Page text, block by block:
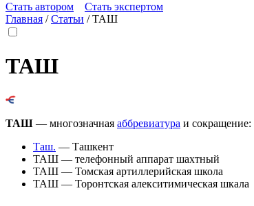
Стать автором
Стать экспертом
Главная /Статьи /ТАШ
ТАШ
ТАШ — многозначная аббревиатура и сокращение:
Таш. — Ташкент
ТАШ — телефонный аппарат шахтный
ТАШ — Томская артиллерийская школа
ТАШ — Торонтская алекситимическая шкала